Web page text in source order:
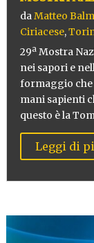
daMatteo
Ciriacese,
29ª Mostra
nei sapori e
formaggio che
mani sapienti
questo è la
Leggi di